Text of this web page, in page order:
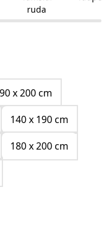
ruda
90 x 200 cm
140 x 190 cm
180 x 200 cm